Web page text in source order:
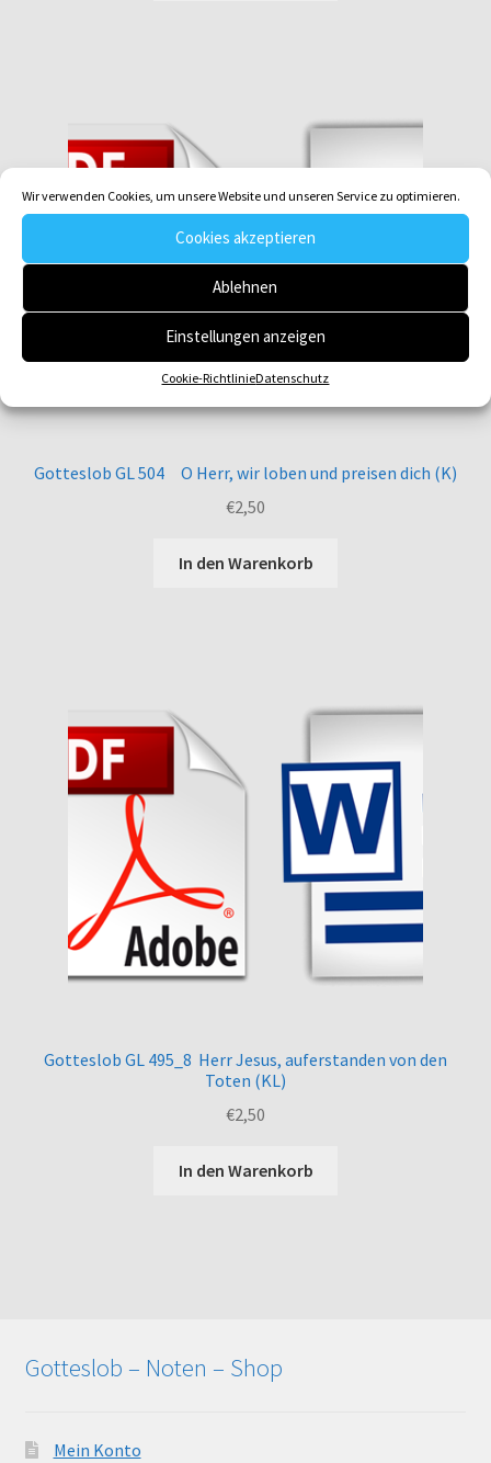
Wir verwenden Cookies, um unsere Website und unseren Service zu optimieren.
Cookies akzeptieren
Ablehnen
Einstellungen anzeigen
Cookie-RichtlinieDatenschutz
Gotteslob GL 504 O Herr, wir loben und preisen dich (K)
€2,50
In den Warenkorb
Gotteslob GL 495_8 Herr Jesus, auferstanden von den
Toten (KL)
€2,50
In den Warenkorb
Gotteslob – Noten – Shop
Mein Konto